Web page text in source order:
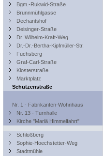
Bgm.-Rukwid-Straße
Brunnmühlgasse
Dechantshof
Deisinger-Straße
Dr. Wilhelm-Kraft-Weg
Dr.-Dr.-Bertha-Kipfmüller-Str.
Fuchsberg
Graf-Carl-Straße
Klosterstraße
Marktplatz
Schützenstraße
Nr. 1 - Fabrikanten-Wohnhaus
Nr. 13 - Turnhalle
Kirche "Mariä Himmelfahrt"
Schloßberg
Sophie-Hoechstetter-Weg
Stadtmühle